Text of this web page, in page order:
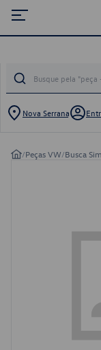
Nova Serrana
/Peças VW/Busca